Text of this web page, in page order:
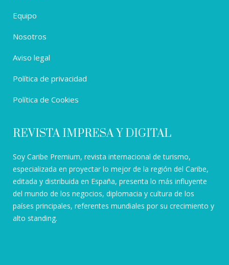
Equipo
Nosotros
Aviso legal
Política de privacidad
Política de Cookies
REVISTA IMPRESA Y DIGITAL
Soy Caribe Premium, revista internacional de turismo,
especializada en proyectar lo mejor de la región del Caribe,
editada y distribuida en España, presenta lo más influyente
del mundo de los negocios, diplomacia y cultura de los
países principales, referentes mundiales por su crecimiento y
alto standing.